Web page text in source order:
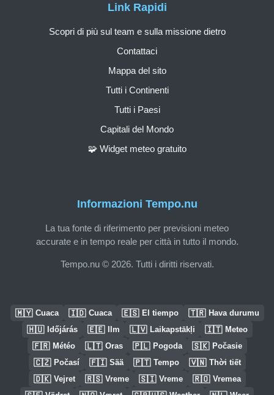
Informazioni Tempo.nu
La tua fonte di riferimento per previsioni meteo
accurate e in tempo reale per città in tutto il mondo.
Tempo.nu © 2026. Tutti i diritti riservati.
Link Rapidi
Scopri di più sul team e sulla missione dietro
Contattaci
Mappa del sito
Tutti i Continenti
Tutti i Paesi
Capitali del Mondo
🧩 Widget meteo gratuito
🇲🇾 Cuaca 🇮🇩 Cuaca 🇪🇸 El tiempo 🇹🇷 Hava durumu
🇭🇺 Időjárás 🇪🇪 Ilm 🇱🇻 Laikapstākļi 🇮🇹 Meteo
🇫🇷 Météo 🇱🇹 Oras 🇵🇱 Pogoda 🇸🇰 Počasie
🇨🇿 Počasí 🇫🇮 Sää 🇵🇹 Tempo 🇻🇳 Thời tiết
🇩🇰 Vejret 🇷🇸 Vreme 🇸🇮 Vreme 🇷🇴 Vremea